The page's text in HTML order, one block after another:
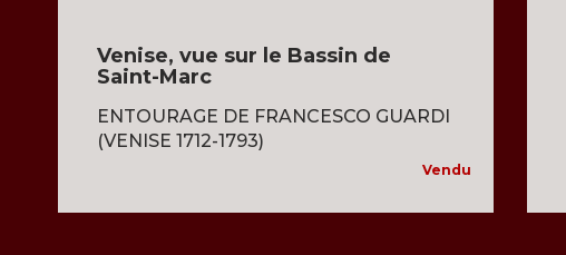
Venise, vue sur le Bassin de
Saint-Marc
ENTOURAGE DE FRANCESCO GUARDI
(VENISE 1712-1793)
Vendu